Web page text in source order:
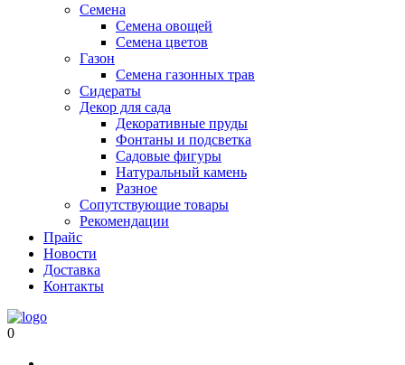
Семена
Семена овощей
Семена цветов
Газон
Семена газонных трав
Сидераты
Декор для сада
Декоративные пруды
Фонтаны и подсветка
Садовые фигуры
Натуральный камень
Разное
Сопутствующие товары
Рекомендации
Прайс
Новости
Доставка
Контакты
0